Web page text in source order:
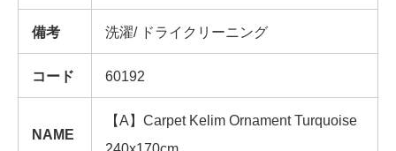
備考 洗濯/ ドライクリーニング
コード 60192
NAME
【A】Carpet Kelim Ornament Turquoise